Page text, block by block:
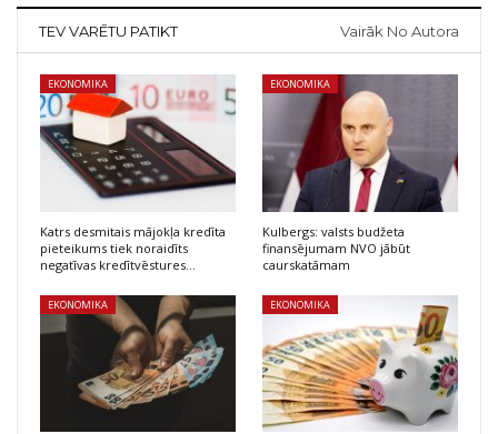
TEV VARĒTU PATIKT Vairāk No Autora
EKONOMIKA
Katrs desmitais mājokļa kredīta
pieteikums tiek noraidīts
negatīvas kredītvēstures…
EKONOMIKA
Kulbergs: valsts budžeta
finansējumam NVO jābūt
caurskatāmam
EKONOMIKA EKONOMIKA